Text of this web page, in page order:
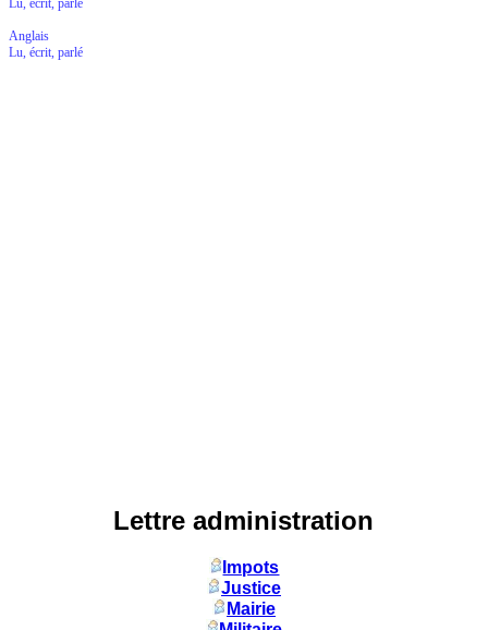
Anglais
Lu, écrit, parlé
Lettre administration
Impots
Justice
Mairie